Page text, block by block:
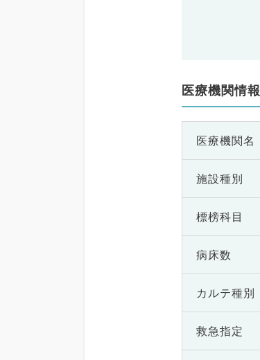
医療機関情報
医療機関名
施設種別
標榜科目
病床数
カルテ種別
救急指定